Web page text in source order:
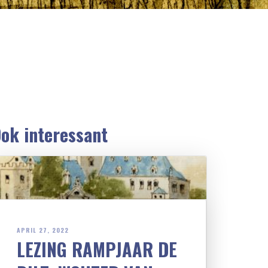
interessant
APRIL 27, 2022
LEZING RAMPJAAR DE